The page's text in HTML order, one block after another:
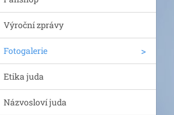
Výroční zprávy
Fotogalerie
Etika juda
Názvosloví juda